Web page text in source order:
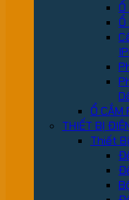
Ổ CẮM
THIẾT BỊ
Thiết